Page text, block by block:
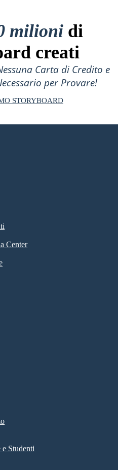
milioni di
creati
Carta di Credito e
per Provare!
STORYBOARD
Center
Studenti